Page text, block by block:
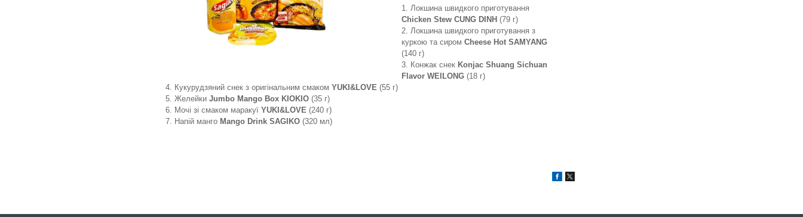
Локшина швидкого приготування
Chicken Stew CUNG DINH (79 г)
Локшина швидкого приготування з
куркою та сиром Cheese Hot SAMYANG
(140 г)
Конжак снек Konjac Shuang Sichuan
Flavor WEILONG (18 г)
Кукурудзяний снек з оригінальним смаком YUKI&LOVE (55 г)
Желейки Jumbo Mango Box KIOKIO (35 г)
Мочі зі смаком маракуї YUKI&LOVE (240 г)
Напій манго Mango Drink SAGIKO (320 мл)